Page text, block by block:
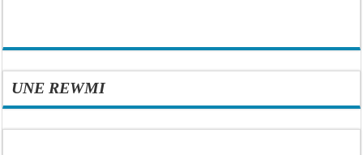
UNE REWMI